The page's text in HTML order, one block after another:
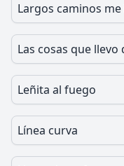
Largos caminos
Las cosas que llevo
Leñita al fuego
Línea curva